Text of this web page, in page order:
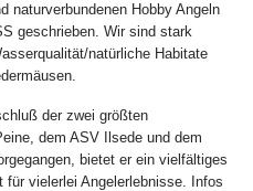
naturverbundenen Hobby Angeln
geschrieben. Wir sind stark
natürliche Habitate
der zwei größten
dem ASV Ilsede und dem
bietet er ein vielfältiges
für vielerlei Angelerlebnisse. Infos